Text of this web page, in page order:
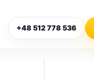
+48 512 778 536